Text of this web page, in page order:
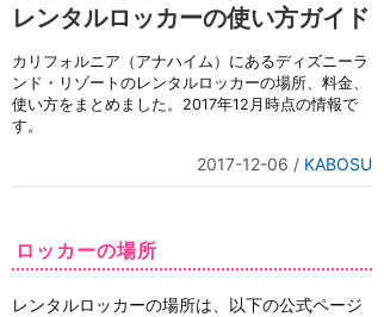
レンタルロッカーの使い方ガイド
カリフォルニア（アナハイム）にあるディズニーラ
ンド・リゾートのレンタルロッカーの場所、料金、
使い方をまとめました。2017年12月時点の情報で
す。
2017-12-06 / KABOSU
ロッカーの場所
レンタルロッカーの場所は、以下の公式ページ